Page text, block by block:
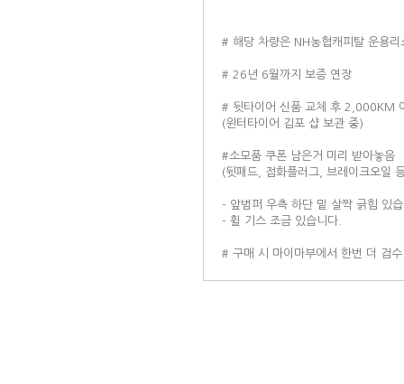
# 해당 차량은 NH농협캐피탈 운용리
# 26년 6월까지 보증 연장
# 뒷타이어 신품 교체 후 2,000KM
(윈터타이어 김포 샵 보관 중)
#소모품 쿠폰 남은거 미리 받아놓음
(뒷패드, 점화플러그, 브레이크오일
- 앞범퍼 우측 하단 밑 살짝 긁힘 있
- 휠 기스 조금 있습니다.
# 구매 시 마이마부에서 한번 더 검